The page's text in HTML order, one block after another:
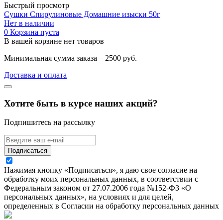
Быстрый просмотр
Сушки Спирулиновые Домашние изыски 50г
Нет в наличии
0 Корзина пуста
В вашей корзине нет товаров
Минимальная сумма заказа – 2500 руб.
Доставка и оплата
Хотите быть в курсе наших акций?
Подпишитесь на рассылку
Подписаться
Нажимая кнопку «Подписаться», я даю свое согласие на
обработку моих персональных данных, в соответствии с
Федеральным законом от 27.07.2006 года №152-ФЗ «О
персональных данных», на условиях и для целей,
определенных в Согласии на обработку персональных данных